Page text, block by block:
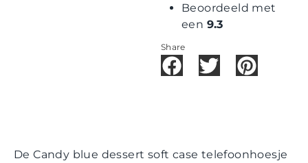
Beoordeeld met
een 9.3
Share
De Candy blue dessert soft case telefoonhoesje